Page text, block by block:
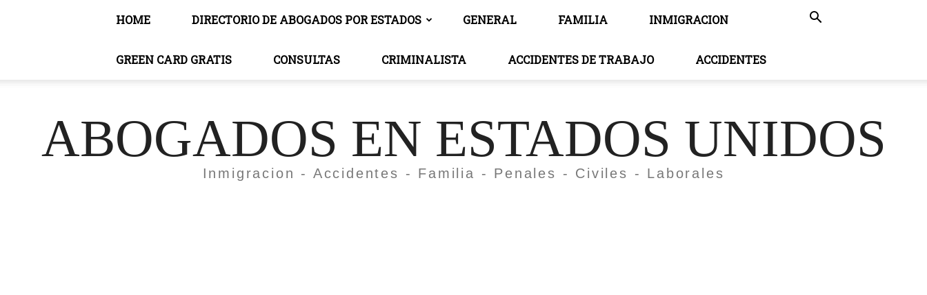
HOME DIRECTORIO DE ABOGADOS POR ESTADOS GENERAL FAMILIA INMIGRACION
GREEN CARD GRATIS CONSULTAS CRIMINALISTA ACCIDENTES DE TRABAJO ACCIDENTES
ABOGADOS EN ESTADOS UNIDOS
Inmigracion - Accidentes - Familia - Penales - Civiles - Laborales